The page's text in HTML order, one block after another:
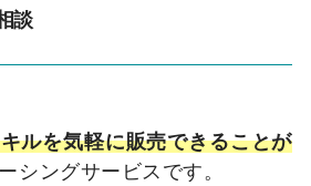
談
ルを気軽に販売できることが
シングサービスです。